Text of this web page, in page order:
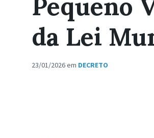
Pequeno
da Lei
23/01/2026em DECRETO